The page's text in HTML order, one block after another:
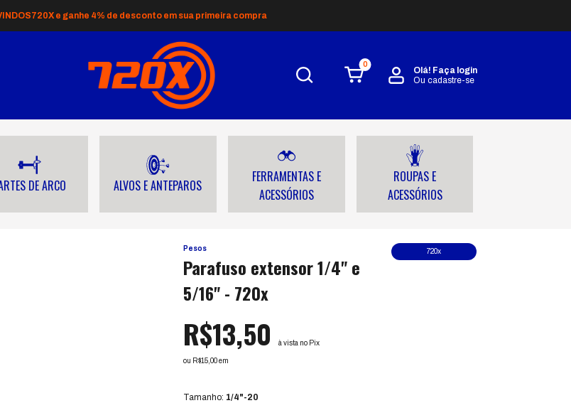
e ganhe 4% de desconto em sua primeira compra
0
Olá! Faça login
Ou cadastre-se
DE ARCO ALVOS E ANTEPAROS
FERRAMENTAS E
ACESSÓRIOS
ROUPAS E
ACESSÓRIOS
Pesos
Parafuso extensor 1/4" e
5/16" - 720x
720x
R$13,50 à vista no Pix
ou R$15,00 em
Tamanho: 1/4"-20